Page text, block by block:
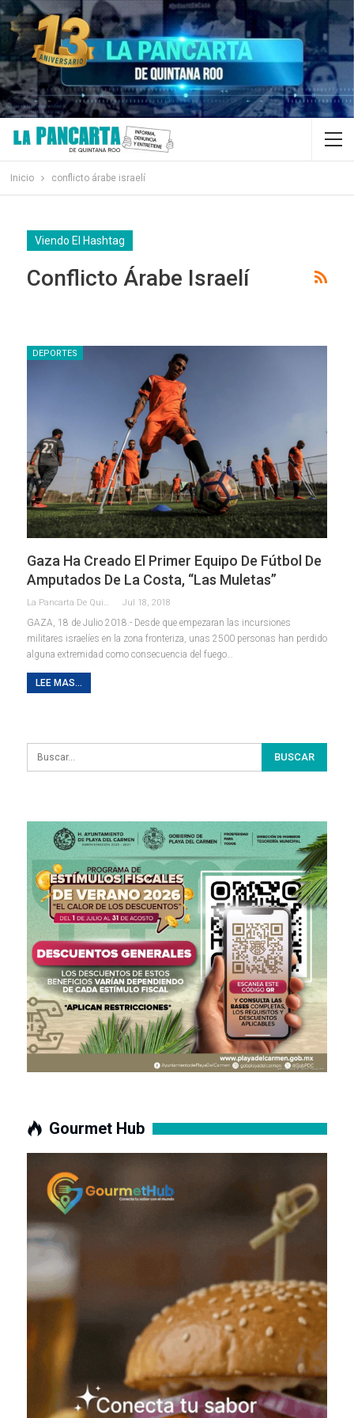
Inicio conflicto árabe israelí
Viendo El Hashtag
Conflicto Árabe Israelí
DEPORTES
Gaza Ha Creado El Primer Equipo De Fútbol De
Amputados De La Costa, “Las Muletas”
La Pancarta De Quintana Roo Jul 18, 2018
GAZA, 18 de Julio 2018.- Desde que empezaran las incursiones
militares israelíes en la zona fronteriza, unas 2500 personas han perdido
alguna extremidad como consecuencia del fuego…
LEE MAS...
Gourmet Hub